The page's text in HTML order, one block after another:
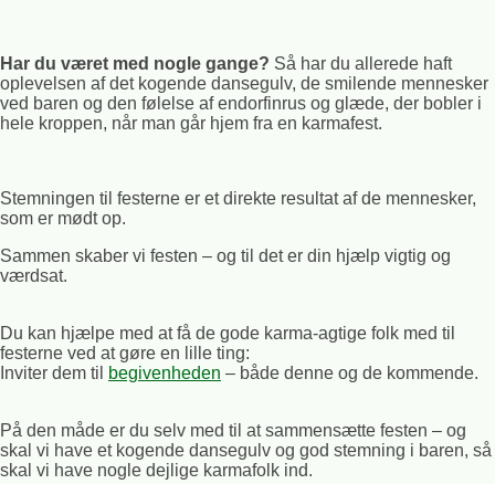
Har du været med nogle gange? Så har du allerede haft
oplevelsen af det kogende dansegulv, de smilende mennesker
ved baren og den følelse af endorfinrus og glæde, der bobler i
hele kroppen, når man går hjem fra en karmafest.
Stemningen til festerne er et direkte resultat af de mennesker,
som er mødt op.
Sammen skaber vi festen – og til det er din hjælp vigtig og
værdsat.
Du kan hjælpe med at få de gode karma-agtige folk med til
festerne ved at gøre en lille ting:
Inviter dem til
begivenheden – både denne og de kommende.
På den måde er du selv med til at sammensætte festen – og
skal vi have et kogende dansegulv og god stemning i baren, så
skal vi have nogle dejlige karmafolk ind.